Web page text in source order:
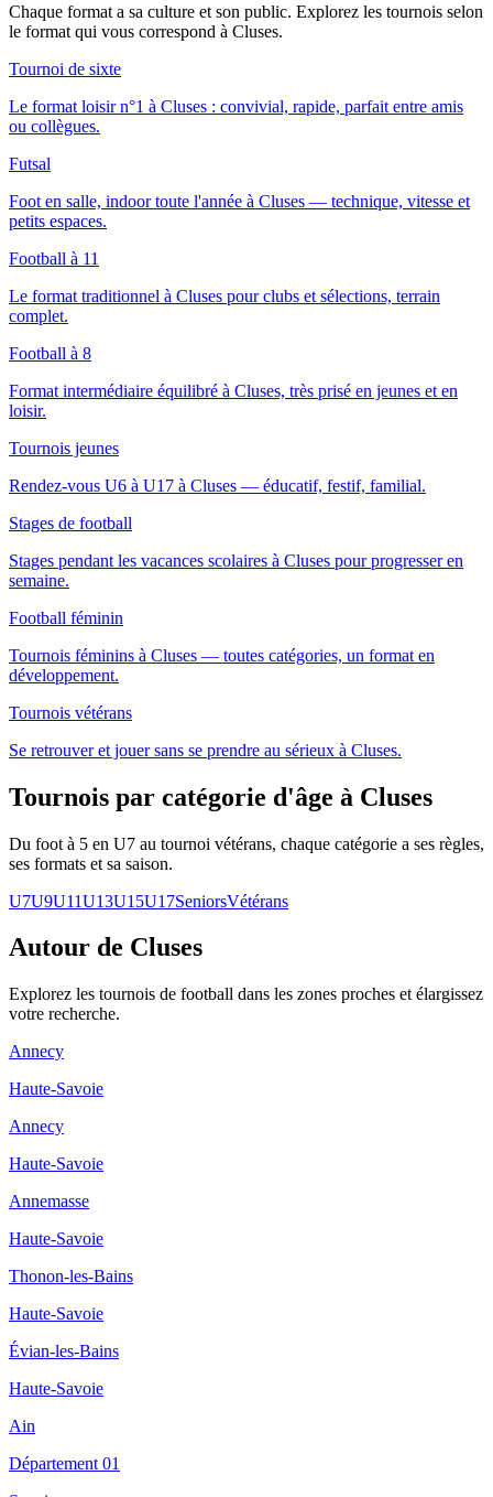
Chaque format a sa culture et son public. Explorez les tournois selon
le format qui vous correspond à Cluses.
Tournoi de sixte
Le format loisir n°1 à Cluses : convivial, rapide, parfait entre amis
ou collègues.
Futsal
Foot en salle, indoor toute l'année à Cluses — technique, vitesse et
petits espaces.
Football à 11
Le format traditionnel à Cluses pour clubs et sélections, terrain
complet.
Football à 8
Format intermédiaire équilibré à Cluses, très prisé en jeunes et en
loisir.
Tournois jeunes
Rendez-vous U6 à U17 à Cluses — éducatif, festif, familial.
Stages de football
Stages pendant les vacances scolaires à Cluses pour progresser en
semaine.
Football féminin
Tournois féminins à Cluses — toutes catégories, un format en
développement.
Tournois vétérans
Se retrouver et jouer sans se prendre au sérieux à Cluses.
Tournois par catégorie d'âge à Cluses
Du foot à 5 en U7 au tournoi vétérans, chaque catégorie a ses règles,
ses formats et sa saison.
U7U9U11U13U15U17SeniorsVétérans
Autour de Cluses
Explorez les tournois de football dans les zones proches et élargissez
votre recherche.
Annecy
Haute-Savoie
Annecy
Haute-Savoie
Annemasse
Haute-Savoie
Thonon-les-Bains
Haute-Savoie
Évian-les-Bains
Haute-Savoie
Ain
Département 01